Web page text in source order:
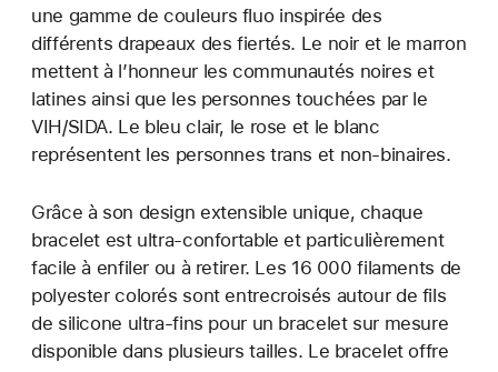
une gamme de couleurs fluo inspirée des
différents drapeaux des fiertés. Le noir et le marron
mettent à l’honneur les communautés noires et
latines ainsi que les personnes touchées par le
VIH/SIDA. Le bleu clair, le rose et le blanc
représentent les personnes trans et non-binaires.
Grâce à son design extensible unique, chaque
bracelet est ultra-confortable et particulièrement
facile à enfiler ou à retirer. Les 16 000 filaments de
polyester colorés sont entrecroisés autour de fils
de silicone ultra-fins pour un bracelet sur mesure
disponible dans plusieurs tailles. Le bracelet offre